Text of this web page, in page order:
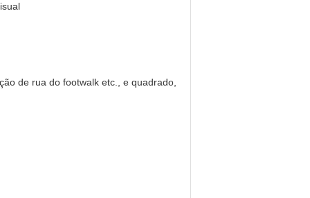
de rua do footwalk etc., e quadrado,